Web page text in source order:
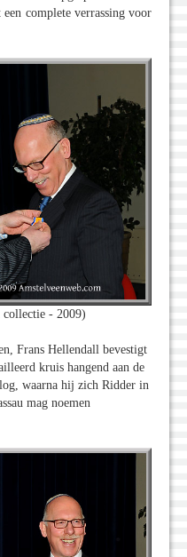
complete verrassing voor
collectie - 2009)
Frans Hellendall bevestigt
kruis hangend aan de
waarna hij zich Ridder in
mag noemen